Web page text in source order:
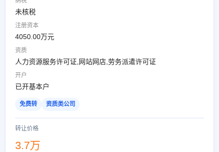
未核税
注册资本
4050.00万元
资质
人力资源服务许可证,网站网店,劳务派遣许可证
开户
已开基本户
免费转 资质类公司
转让价格
3.7万